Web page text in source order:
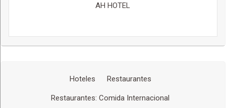
AH HOTEL
Hoteles Restaurantes
Restaurantes: Comida Internacional